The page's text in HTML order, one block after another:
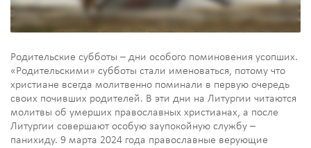
Родительские субботы – дни особого поминовения усопших.
«Родительскими» субботы стали именоваться, потому что
христиане всегда молитвенно поминали в первую очередь
своих почивших родителей. В эти дни на Литургии читаются
молитвы об умерших православных христианах, а после
Литургии совершают особую заупокойную службу –
панихиду. 9 марта 2024 года православные верующие